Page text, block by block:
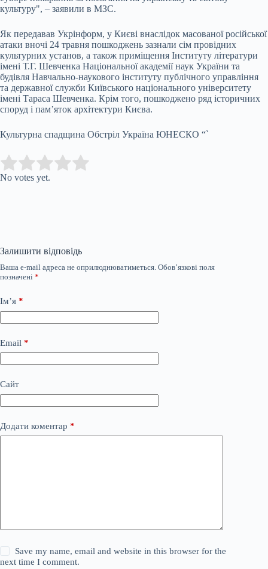
культуру", – заявили в МЗС.
Як передавав Укрінформ, у Києві внаслідок масованої російської
атаки вночі 24 травня пошкоджень зазнали сім провідних
культурних установ, а також приміщення Інституту літератури
імені Т.Г. Шевченка Національної академії наук України та
будівля Навчально-наукового інституту публічного управління
та державної служби Київського національного університету
імені Тараса Шевченка. Крім того, пошкоджено ряд історичних
споруд і пам’яток архітектури Києва.
Культурна спадщина Обстріл Україна ЮНЕСКО “`
Rate this item:
No votes yet.
Залишити відповідь
Ваша e-mail адреса не оприлюднюватиметься. Обов’язкові поля
позначені *
Ім’я *
Email *
Сайт
Додати коментар *
Save my name, email and website in this browser for the
next time I comment.